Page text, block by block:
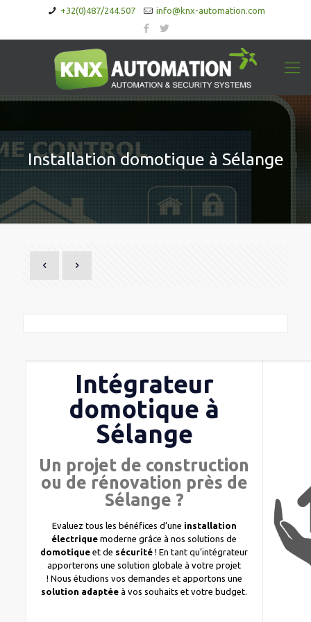
+32(0)487/244.507 info@knx-automation.com
Installation domotique à Sélange
Intégrateur
domotique à
Sélange
Un projet de construction
ou de rénovation près de
Sélange ?
Evaluez tous les bénéfices d’une installation
électrique moderne grâce à nos solutions de
domotique et de sécurité ! En tant qu’intégrateur
apporterons une solution globale à votre projet
! Nous étudions vos demandes et apportons une
solution adaptéeà vos souhaits et votre budget.